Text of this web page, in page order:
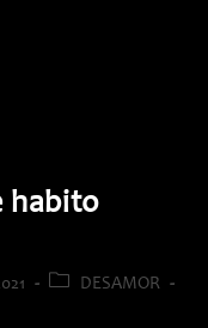
habito
Categoría
DESAMOR